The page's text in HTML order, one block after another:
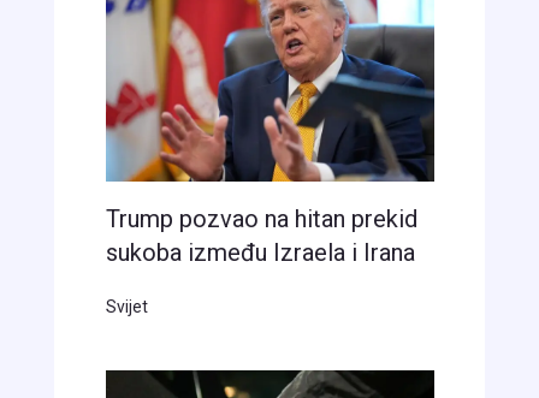
Trump pozvao na hitan prekid
sukoba između Izraela i Irana
Svijet